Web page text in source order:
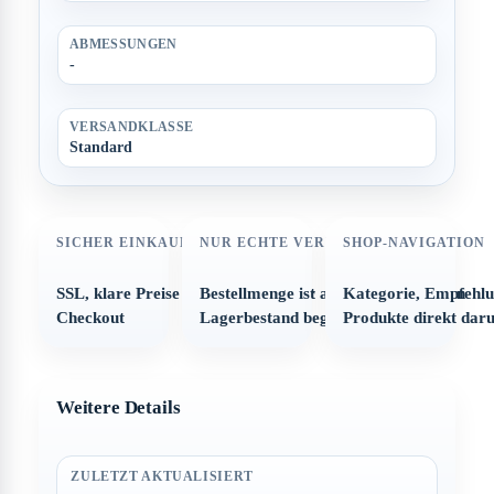
ABMESSUNGEN
-
VERSANDKLASSE
Standard
SICHER EINKAUFEN
SSL, klare Preise und strukturierter
Checkout
NUR ECHTE VERFÜGBARKEIT
Bestellmenge ist automatisch auf den
Lagerbestand begrenzt
SHOP-NAVIGATION
Kategorie,
Produkte direkt
Weitere Details
ZULETZT AKTUALISIERT